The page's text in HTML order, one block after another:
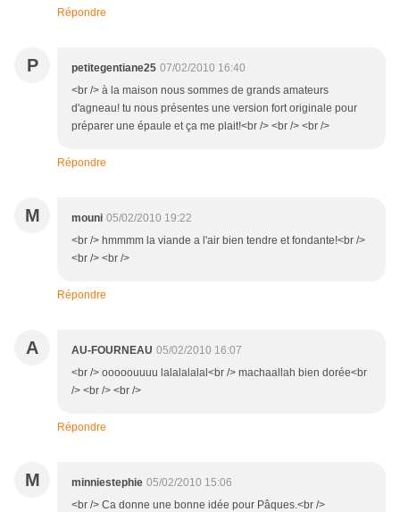
Répondre
P petitegentiane25 07/02/2010 16:40
<br /> à la maison nous sommes de grands amateurs
d'agneau! tu nous présentes une version fort originale pour
préparer une épaule et ça me plait!<br /> <br /> <br />
Répondre
M mouni 05/02/2010 19:22
<br /> hmmmm la viande a l'air bien tendre et fondante!<br />
<br /> <br />
Répondre
A AU-FOURNEAU 05/02/2010 16:07
<br /> ooooouuuu lalalalalal<br /> machaallah bien dorée<br
/> <br /> <br />
Répondre
M minniestephie 05/02/2010 15:06
<br /> Ca donne une bonne idée pour Pâques.<br />